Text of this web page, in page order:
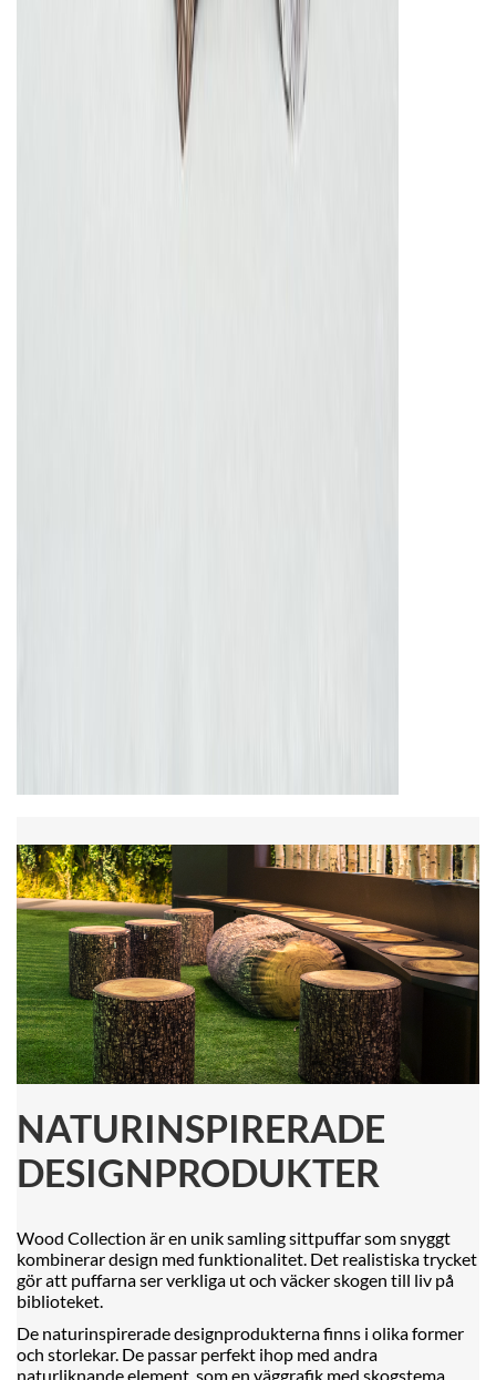
NATURINSPIRERADE
DESIGNPRODUKTER
Wood Collection är en unik samling sittpuffar som snyggt
kombinerar design med funktionalitet. Det realistiska trycket
gör att puffarna ser verkliga ut och väcker skogen till liv på
biblioteket.
De naturinspirerade designprodukterna finns i olika former
och storlekar. De passar perfekt ihop med andra
naturliknande element, som en väggrafik med skogstema